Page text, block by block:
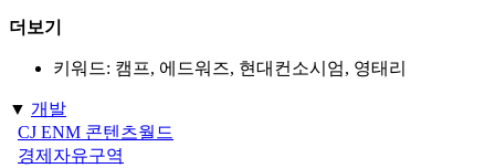
더보기
키워드: 캠프, 에드워즈, 현대컨소시엄, 영태리
▼ 개발
CJ ENM 콘텐츠월드
경제자유구역